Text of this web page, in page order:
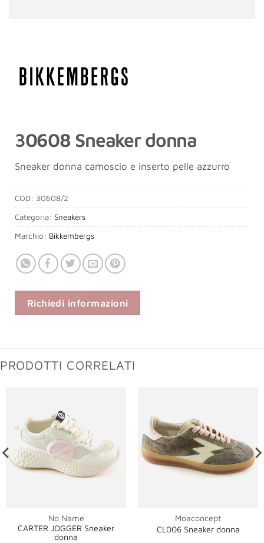
30608 Sneaker donna
Sneaker donna camoscio e inserto pelle azzurro
COD: 30608/2
Categoria: Sneakers
Marchio: Bikkembergs
Richiedi informazioni
PRODOTTI CORRELATI
No Name
CARTER JOGGER Sneaker
donna
Moaconcept
CL006 Sneaker donna